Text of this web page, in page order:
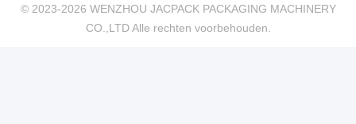
© 2023-2026 WENZHOU JACPACK PACKAGING MACHINERY
CO.,LTD Alle rechten voorbehouden.